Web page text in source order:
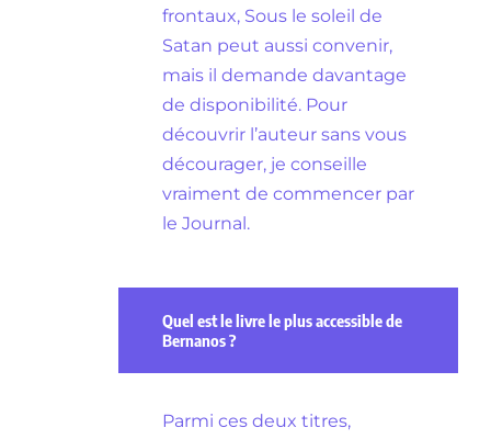
frontaux, Sous le soleil de
Satan peut aussi convenir,
mais il demande davantage
de disponibilité. Pour
découvrir l’auteur sans vous
décourager, je conseille
vraiment de commencer par
le Journal.
Quel est le livre le plus accessible de
Bernanos ?
Parmi ces deux titres,